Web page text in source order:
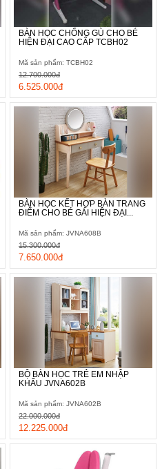
BÀN HỌC CHỐNG GÙ CHO BÉ
HIỆN ĐẠI CAO CẤP TCBH02
Mã sản phẩm: TCBH02
6.525.000đ
12.700.000đ
BÀN HỌC KẾT HỢP BÀN TRANG
ĐIỂM CHO BÉ GÁI HIỆN ĐẠI...
Mã sản phẩm: JVNA608B
7.650.000đ
15.300.000đ
BỘ BÀN HỌC TRẺ EM NHẬP
KHẨU JVNA602B
Mã sản phẩm: JVNA602B
12.225.000đ
22.000.000đ